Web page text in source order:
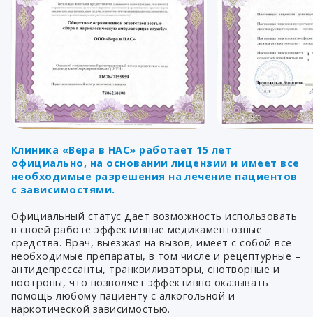
Клиника «Вера в НАС» работает 15 лет
официально, на основании лицензии и имеет все
необходимые разрешения на лечение пациентов
с зависимостями.
Официальный статус дает возможность использовать
в своей работе эффективные медикаментозные
средства. Врач, выезжая на вызов, имеет с собой все
необходимые препараты, в том числе и рецептурные –
антидепрессанты, транквилизаторы, снотворные и
ноотропы, что позволяет эффективно оказывать
помощь любому пациенту с алкогольной и
наркотической зависимостью.